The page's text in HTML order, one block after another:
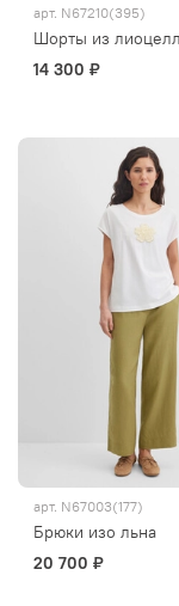
арт. N67210(395)
Шорты из
14 300 ₽
арт. N67003(177)
Брюки изо льна
20 700 ₽